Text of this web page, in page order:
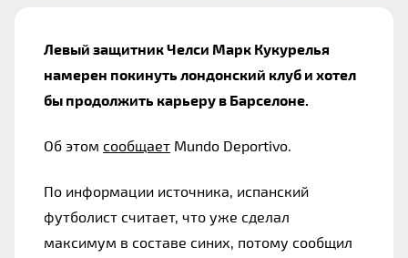
Левый защитник Челси Марк Кукурелья
намерен покинуть лондонский клуб и хотел
бы продолжить карьеру в Барселоне.
Об этом сообщает Mundo Deportivo.
По информации источника, испанский
футболист считает, что уже сделал
максимум в составе синих, потому сообщил